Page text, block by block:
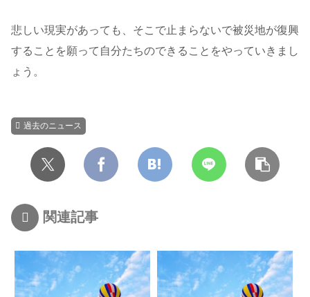
悲しい現実があっても、そこで止まらないで被災地が復興
することを願って自分たちのできることをやっていきまし
ょう。
過去のニュース
関連記事